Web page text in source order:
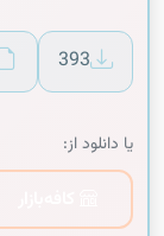
393
یا دانلود از: